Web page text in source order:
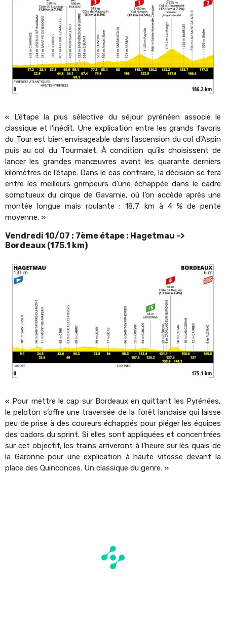
« L’étape la plus sélective du séjour pyrénéen associe le
classique et l’inédit. Une explication entre les grands favoris
du Tour est bien envisageable dans l’ascension du col d’Aspin
puis au col du Tourmalet. À condition qu’ils choisissent de
lancer les grandes manœuvres avant les quarante derniers
kilomètres de l’étape. Dans le cas contraire, la décision se fera
entre les meilleurs grimpeurs d’une échappée dans le cadre
somptueux du cirque de Gavarnie, où l’on accède après une
montée longue mais roulante : 18,7 km à 4 % de pente
moyenne. »
Vendredi 10/07 : 7ème étape : Hagetmau ->
Bordeaux (175.1 km)
« Pour mettre le cap sur Bordeaux en quittant les Pyrénées,
le peloton s’offre une traversée de la forêt landaise qui laisse
peu de prise à des coureurs échappés pour piéger les équipes
des cadors du sprint. Si elles sont appliquées et concentrées
sur cet objectif, les trains arriveront à l’heure sur les quais de
la Garonne pour une explication à haute vitesse devant la
place des Quinconces. Un classique du genre. »